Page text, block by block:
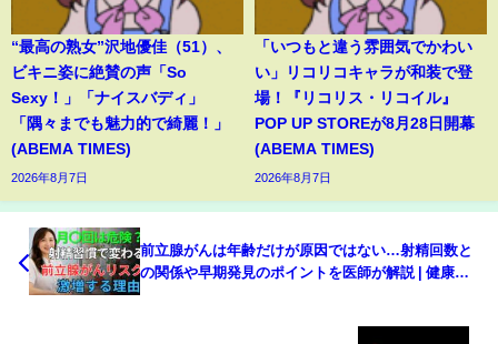
“最高の熟女”沢地優佳（51）、
ビキニ姿に絶賛の声「So
Sexy！」「ナイスバディ」
「隅々までも魅力的で綺麗！」
(ABEMA TIMES)
2026年8月7日
「いつもと違う雰囲気でかわい
い」リコリコキャラが和装で登
場！『リコリス・リコイル』
POP UP STOREが8月28日開幕
(ABEMA TIMES)
2026年8月7日
前立腺がんは年齢だけが原因ではない…射精回数と
の関係や早期発見のポイントを医師が解説 | 健康寿